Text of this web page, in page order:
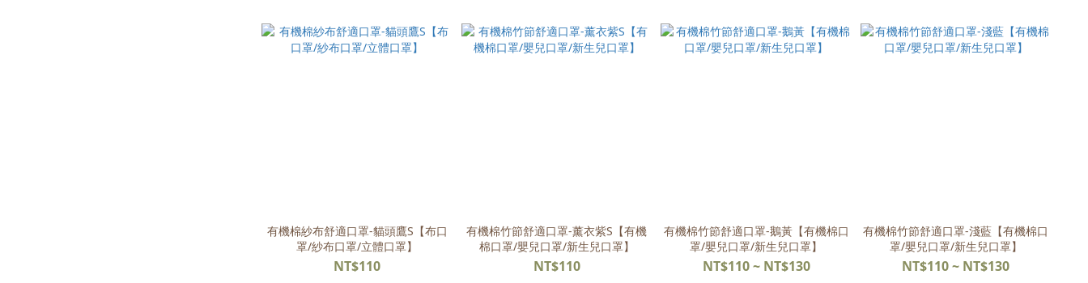
有機棉紗布舒適口罩-貓頭鷹S【布口
罩/紗布口罩/立體口罩】
NT$110
有機棉竹節舒適口罩-薰衣紫S【有機
棉口罩/嬰兒口罩/新生兒口罩】
NT$110
有機棉竹節舒適口罩-鵝黃【有機棉口
罩/嬰兒口罩/新生兒口罩】
NT$110 ~ NT$130
有機棉竹節舒適口罩-淺藍【有機棉口
罩/嬰兒口罩/新生兒口罩】
NT$110 ~ NT$130